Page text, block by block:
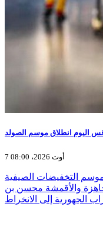
اليوم انطلاق موسم الصولد
7 أوت 2026، 08:00
من اليوم الجمعة 7 أوت موسم التخفيضات الصيفية
والأقمشة محسن بن